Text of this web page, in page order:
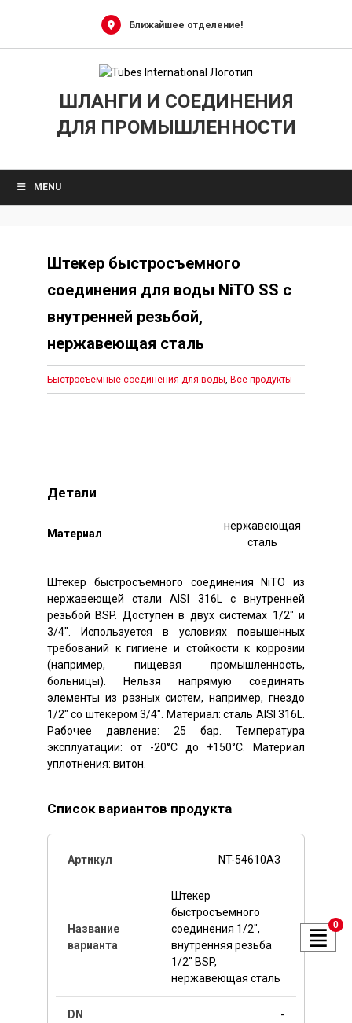
Ближайшее отделение!
ШЛАНГИ И СОЕДИНЕНИЯ
ДЛЯ ПРОМЫШЛЕННОСТИ
MENU
Штекер быстросъемного
соединения для воды NiTO SS с
внутренней резьбой,
нержавеющая сталь
Быстросъемные соединения для воды, Все продукты
Детали
Mатериал
нержавеющая
сталь
Штекер быстросъемного соединения NiTO из
нержавеющей стали AISI 316L с внутренней
резьбой BSP. Доступен в двух системах 1/2″ и
3/4″. Используется в условиях повышенных
требований к гигиене и стойкости к коррозии
(например, пищевая промышленность,
больницы). Нельзя напрямую соединять
элементы из разных систем, например, гнездо
1/2″ со штекером 3/4″. Материал: сталь AISI 316L.
Рабочее давление: 25 бар. Температура
эксплуатации: от -20°C до +150°C. Материал
уплотнения: витон.
Список вариантов продукта
NT-54610A3
Штекер
быстросъемного
соединения 1/2",
внутренняя резьба
1/2" BSP,
нержавеющая сталь
-
0